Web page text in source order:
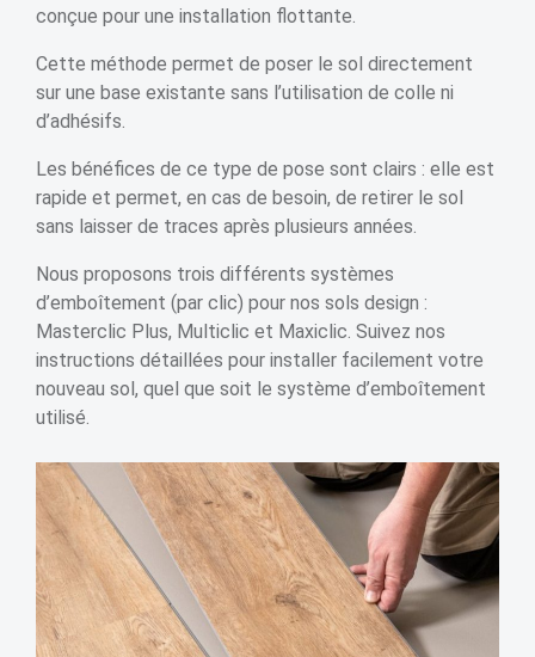
conçue pour une installation flottante.
Cette méthode permet de poser le sol directement
sur une base existante sans l’utilisation de colle ni
d’adhésifs.
Les bénéfices de ce type de pose sont clairs : elle est
rapide et permet, en cas de besoin, de retirer le sol
sans laisser de traces après plusieurs années.
Nous proposons trois différents systèmes
d’emboîtement (par clic) pour nos sols design :
Masterclic Plus, Multiclic et Maxiclic. Suivez nos
instructions détaillées pour installer facilement votre
nouveau sol, quel que soit le système d’emboîtement
utilisé.